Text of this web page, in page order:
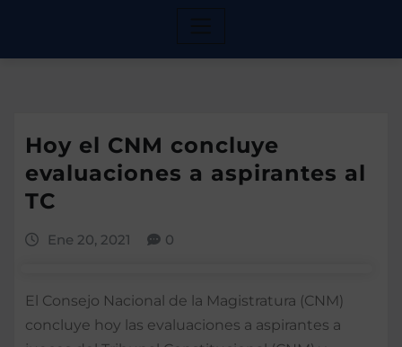
Hoy el CNM concluye
evaluaciones a aspirantes al
TC
Ene 20, 2021 0
El Consejo Nacional de la Magistratura (CNM)
concluye hoy las evaluaciones a aspirantes a